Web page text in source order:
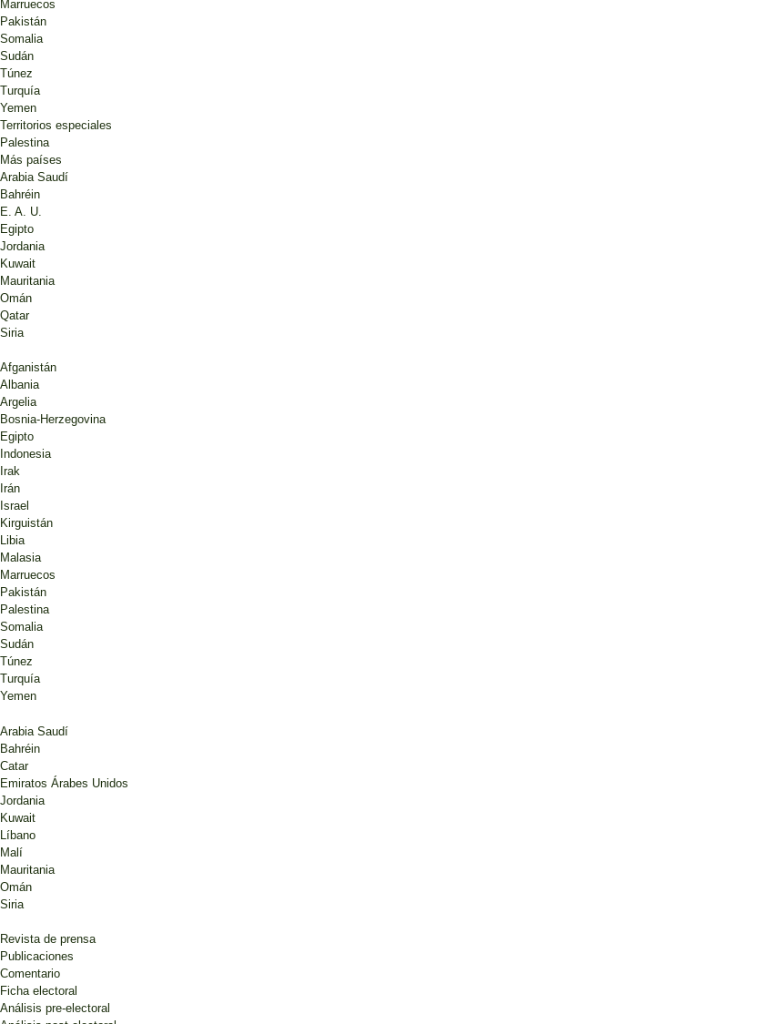
Marruecos
Pakistán
Somalia
Sudán
Túnez
Turquía
Yemen
Territorios especiales
Palestina
Más países
Arabia Saudí
Bahréin
E. A. U.
Egipto
Jordania
Kuwait
Mauritania
Omán
Qatar
Siria
Afganistán
Albania
Argelia
Bosnia-Herzegovina
Egipto
Indonesia
Irak
Irán
Israel
Kirguistán
Libia
Malasia
Marruecos
Pakistán
Palestina
Somalia
Sudán
Túnez
Turquía
Yemen
Arabia Saudí
Bahréin
Catar
Emiratos Árabes Unidos
Jordania
Kuwait
Líbano
Malí
Mauritania
Omán
Siria
Revista de prensa
Publicaciones
Comentario
Ficha electoral
Análisis pre-electoral